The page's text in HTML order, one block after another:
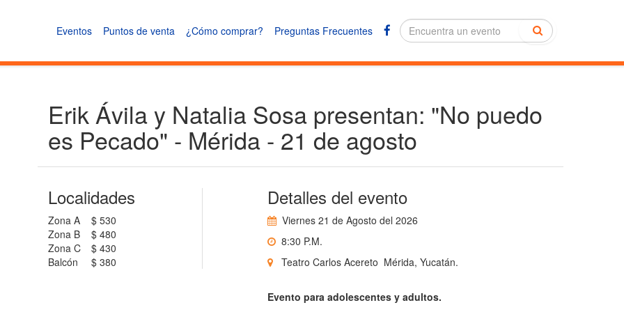
Eventos Puntos de venta ¿Cómo comprar? Preguntas Frecuentes
Erik Ávila y Natalia Sosa presentan: "No puedo
es Pecado" - Mérida - 21 de agosto
Localidades
Zona A
$ 530
Zona B
$ 480
Zona C
$ 430
Balcón
$ 380
Detalles del evento
Viernes 21 de Agosto del 2026
8:30 P.M.
Teatro Carlos Acereto Mérida, Yucatán.
Evento para adolescentes y adultos.